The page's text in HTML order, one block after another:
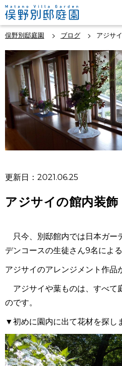
俣野別邸庭園 ブログ アジサ
更新日：2021.06.25
アジサイの館内装飾
只今、別邸館内では日本ガー
デンコースの生徒さん9名による
アジサイのアレンジメント作品
アジサイや葉ものは、すべて
のです。
▼初めに園内に出て花材を探し